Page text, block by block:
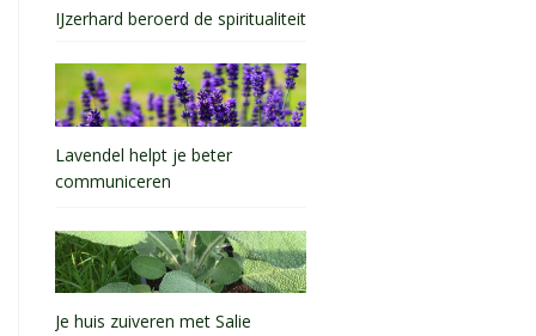
IJzerhard beroerd de spiritualiteit
Lavendel helpt je beter
communiceren
Je huis zuiveren met Salie